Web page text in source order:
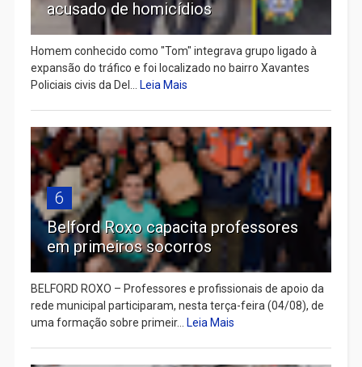
acusado de homicídios
Homem conhecido como "Tom" integrava grupo ligado à
expansão do tráfico e foi localizado no bairro Xavantes
Policiais civis da Del...
Leia Mais
6
Belford Roxo capacita professores
em primeiros socorros
BELFORD ROXO – Professores e profissionais de apoio da
rede municipal participaram, nesta terça-feira (04/08), de
uma formação sobre primeir...
Leia Mais